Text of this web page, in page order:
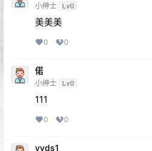
小绅士 Lv0
美美美
0 0
偌
小绅士 Lv0
111
0 0
yyds1